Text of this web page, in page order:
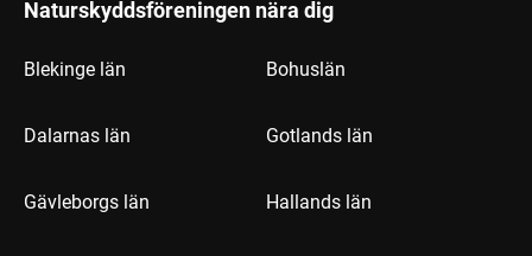
Naturskyddsföreningen nära dig
Blekinge län Bohuslän
Dalarnas län Gotlands län
Gävleborgs län Hallands län